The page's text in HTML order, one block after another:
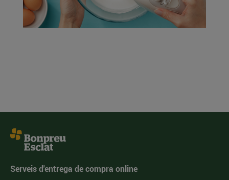
Serveis d'entrega de compra online